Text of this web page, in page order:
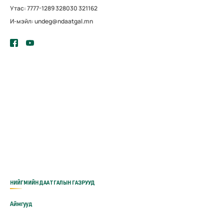
Утас: 7777-1289 328030 321162
И-мэйл: undeg@ndaatgal.mn
НИЙГМИЙН ДААТГАЛЫН ГАЗРУУД
Аймгууд